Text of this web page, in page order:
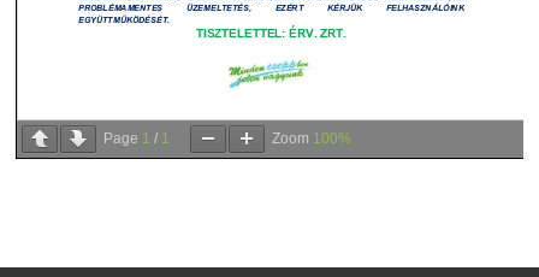
Page 1 / 1 Zoom 100%